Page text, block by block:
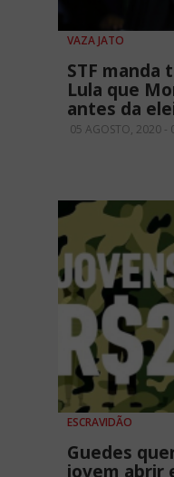
VAZA JATO
STF manda
Lula que
antes da
05 AGOSTO, 2020 -
ESCRAVIDÃO
Guedes
jovem abrir